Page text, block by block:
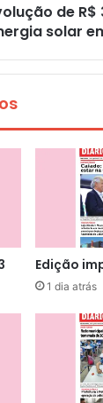
de R$
solar
Edição
1 dia atrás